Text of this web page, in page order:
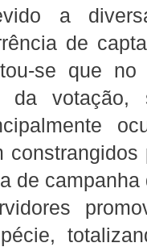
a
de
se que
votação,
de